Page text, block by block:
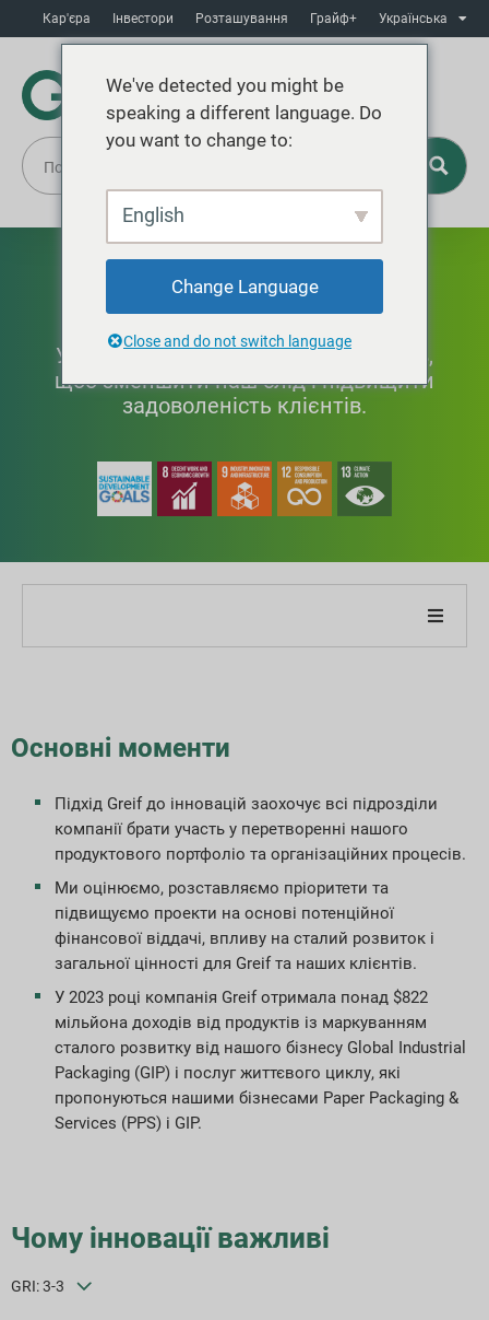
Кар'єра Інвестори Розташування Грайф+ Українська
Інновація
Удосконалення продуктів і процесів,
щоб зменшити наш слід і підвищити
задоволеність клієнтів.
та продуктивність
звітності ESG
звітів
Основні моменти
Підхід Greif до інновацій заохочує всі підрозділи
компанії брати участь у перетворенні нашого
продуктового портфоліо та організаційних процесів.
Ми оцінюємо, розставляємо пріоритети та
підвищуємо проекти на основі потенційної
фінансової віддачі, впливу на сталий розвиток і
загальної цінності для Greif та наших клієнтів.
У 2023 році компанія Greif отримала понад $822
мільйона доходів від продуктів із маркуванням
сталого розвитку від нашого бізнесу Global Industrial
Packaging (GIP) і послуг життєвого циклу, які
пропонуються нашими бізнесами Paper Packaging &
Services (PPS) і GIP.
Чому інновації важливі
GRI: 3-3
We've detected you might be
speaking a different language. Do
you want to change to:
English
Change Language
Close and do not switch language